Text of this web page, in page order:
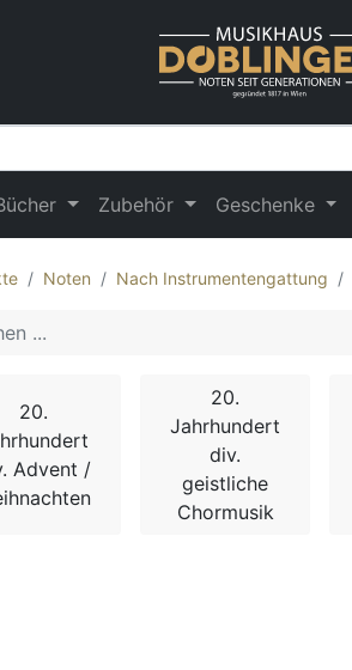
Zubehör Geschenke
Noten Nach Instrumentengattung
20.
Advent /
20.
Jahrhundert
div.
geistliche
Chormusik